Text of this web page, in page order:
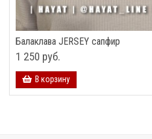
Балаклава JERSEY сапфир
1 250 руб.
В корзину